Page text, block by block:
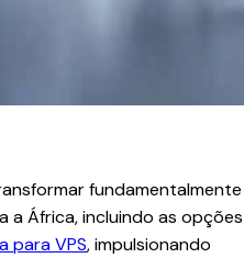
fundamentalmente
a África, incluindo as opções
para VPS, impulsionando